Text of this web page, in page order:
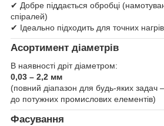
✔ Добре піддається обробці
спіралей)
✔ Ідеально підходить для точних
Асортимент діаметрів
В наявності дріт діаметром:
0,03 – 2,2 мм
(повний діапазон для будь-яких задач —
до потужних промислових елементів)
Фасування